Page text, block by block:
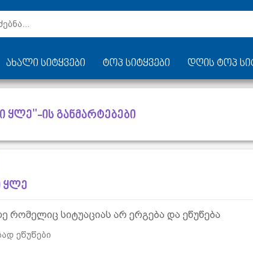
ახალი სიტყვები ტოპ სიტყვები დღის ტოპ
ყლე"-ის განმარტებები
ყლე
რომელიც სიტუაციას არ ერგება და ეწუწება
ეწუწები